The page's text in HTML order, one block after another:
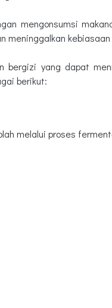
mengonsumsi
meninggalkan kebiasaan
bergizi yang dapat
berikut:
melalui proses